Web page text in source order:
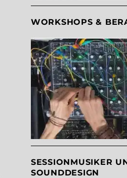
WORKSHOPS &
SESSIONMUSIKER
SOUNDDESIGN